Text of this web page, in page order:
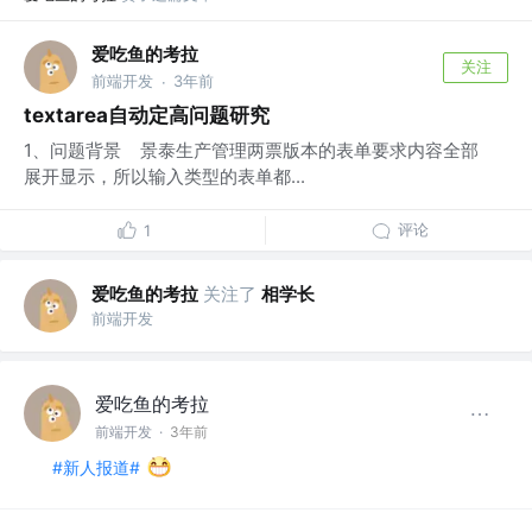
爱吃鱼的考拉
前端开发 · 3年前
关注
textarea自动定高问题研究
1、问题背景 景泰生产管理两票版本的表单要求内容全部
展开显示，所以输入类型的表单都...
1 评论
爱吃鱼的考拉 关注了 相学长
前端开发
爱吃鱼的考拉
前端开发 · 3年前
#新人报道#